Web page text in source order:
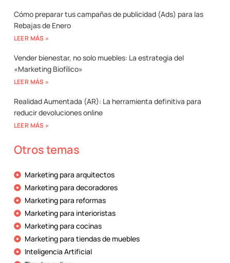
Cómo preparar tus campañas de publicidad (Ads) para las
Rebajas de Enero
LEER MÁS »
Vender bienestar, no solo muebles: La estrategia del
«Marketing Biofílico»
LEER MÁS »
Realidad Aumentada (AR): La herramienta definitiva para
reducir devoluciones online
LEER MÁS »
Otros temas
Marketing para arquitectos
Marketing para decoradores
Marketing para reformas
Marketing para interioristas
Marketing para cocinas
Marketing para tiendas de muebles
Inteligencia Artificial